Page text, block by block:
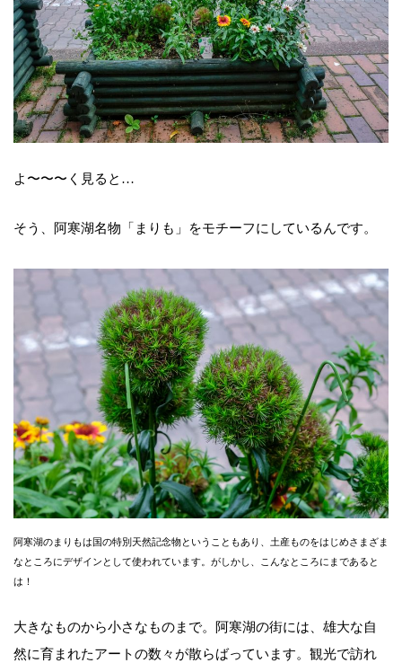
よ〜〜〜く見ると…
そう、阿寒湖名物「まりも」をモチーフにしているんです。
阿寒湖のまりもは国の特別天然記念物ということもあり、土産ものをはじめさまざま
なところにデザインとして使われています。がしかし、こんなところにまであると
は！
大きなものから小さなものまで。阿寒湖の街には、雄大な自
然に育まれたアートの数々が散らばっています。観光で訪れ